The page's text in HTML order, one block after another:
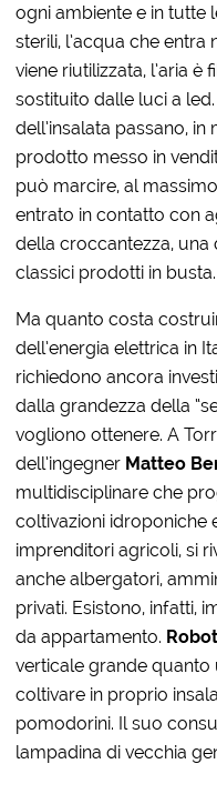
ogni ambiente e in tutte
sterili, l’acqua che
viene riutilizzata, l’aria è
sostituito dalle luci a
dell’insalata passano, in
prodotto messo in
può marcire, al
entrato in contatto con
della croccantezza, una
classici prodotti in busta.
Ma quanto costa
dell’energia elettrica in
richiedono ancora
dalla grandezza della
vogliono ottenere. A
dell’ingegner Matteo
multidisciplinare che
coltivazioni idroponiche
imprenditori agricoli, si
anche albergatori,
privati. Esistono, infatti,
da appartamento.
verticale grande quanto
coltivare in proprio
pomodorini. Il suo
lampadina di vecchia